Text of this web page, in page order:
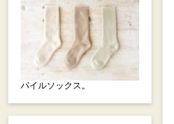
パイルソックス。